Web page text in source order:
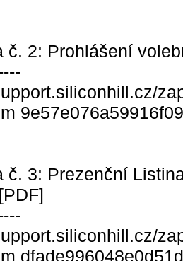
č. 2: Prohlášení
č. 3: Prezenční